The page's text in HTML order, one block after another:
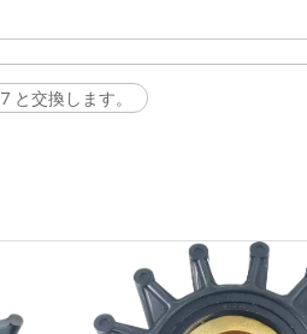
交換します。